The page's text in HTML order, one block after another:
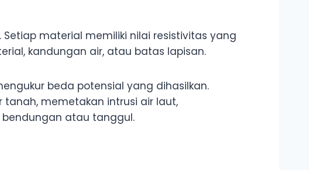
material memiliki nilai resistivitas yang
kandungan air, atau batas lapisan.
beda potensial yang dihasilkan.
memetakan intrusi air laut,
atau tanggul.